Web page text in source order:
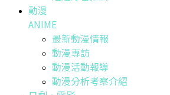
動漫
ANIME
最新動漫情報
動漫專訪
動漫活動報導
動漫分析考察介紹